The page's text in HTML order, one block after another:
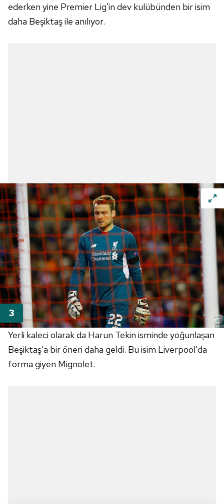
ederken yine Premier Lig'in dev kulübünden bir isim
daha Beşiktaş ile anılıyor.
Yerli kaleci olarak da Harun Tekin isminde yoğunlaşan
Beşiktaş'a bir öneri daha geldi. Bu isim Liverpool'da
forma giyen Mignolet.